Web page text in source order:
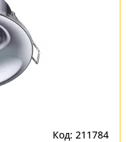
Код: 211784